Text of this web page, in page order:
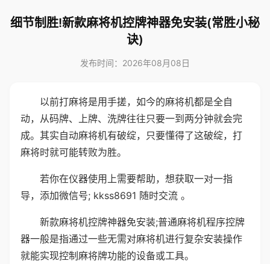
细节制胜!新款麻将机控牌神器免安装(常胜小秘
诀)
发布时间：2026年08月08日
以前打麻将是用手搓，如今的麻将机都是全自
动，从码牌、上牌、洗牌往往只要一到两分钟就会完
成。其实自动麻将机有破绽，只要懂得了这破绽，打
麻将时就可能转败为胜。
若你在仪器使用上需要帮助，想获取一对一指
导，添加微信号; kkss8691 随时交流 。
新款麻将机控牌神器免安装;普通麻将机程序控牌
器一般是指通过一些无需对麻将机进行复杂安装操作
就能实现控制麻将牌功能的设备或工具。